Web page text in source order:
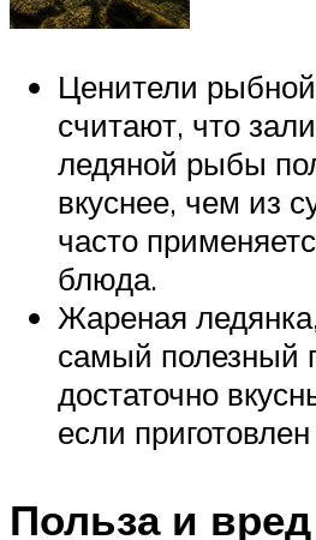
Ценители
считают, что
ледяной рыбы
вкуснее, чем из
часто
блюда.
Жареная
самый полезный
достаточно
если
Польза и